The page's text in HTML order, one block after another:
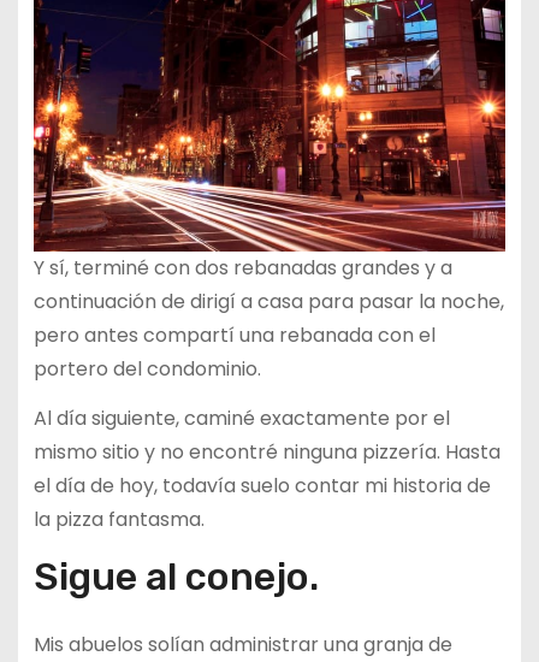
Y sí, terminé con dos rebanadas grandes y a
continuación de dirigí a casa para pasar la noche,
pero antes compartí una rebanada con el
portero del condominio.
Al día siguiente, caminé exactamente por el
mismo sitio y no encontré ninguna pizzería. Hasta
el día de hoy, todavía suelo contar mi historia de
la pizza fantasma.
Sigue al conejo.
Mis abuelos solían administrar una granja de